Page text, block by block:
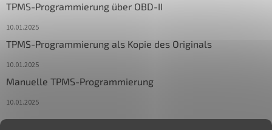
TPMS-Programmierung über OBD-II
10.01.2025
TPMS-Programmierung als Kopie des Originals
10.01.2025
Manuelle TPMS-Programmierung
10.01.2025